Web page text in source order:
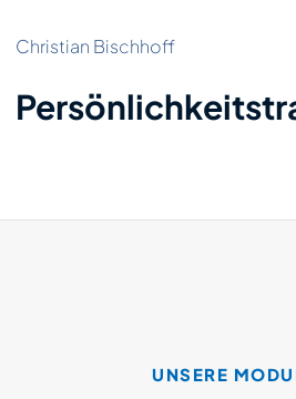
Christian Bischhoff
UNSERE